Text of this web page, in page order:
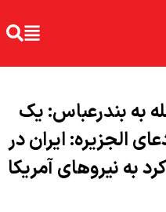
به بندرعباس: یک
الجزیره: ایران در
به نیروهای آمریکا